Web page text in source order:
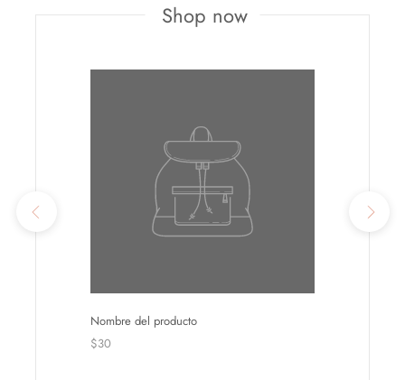
Shop now
Nombre del producto
$30